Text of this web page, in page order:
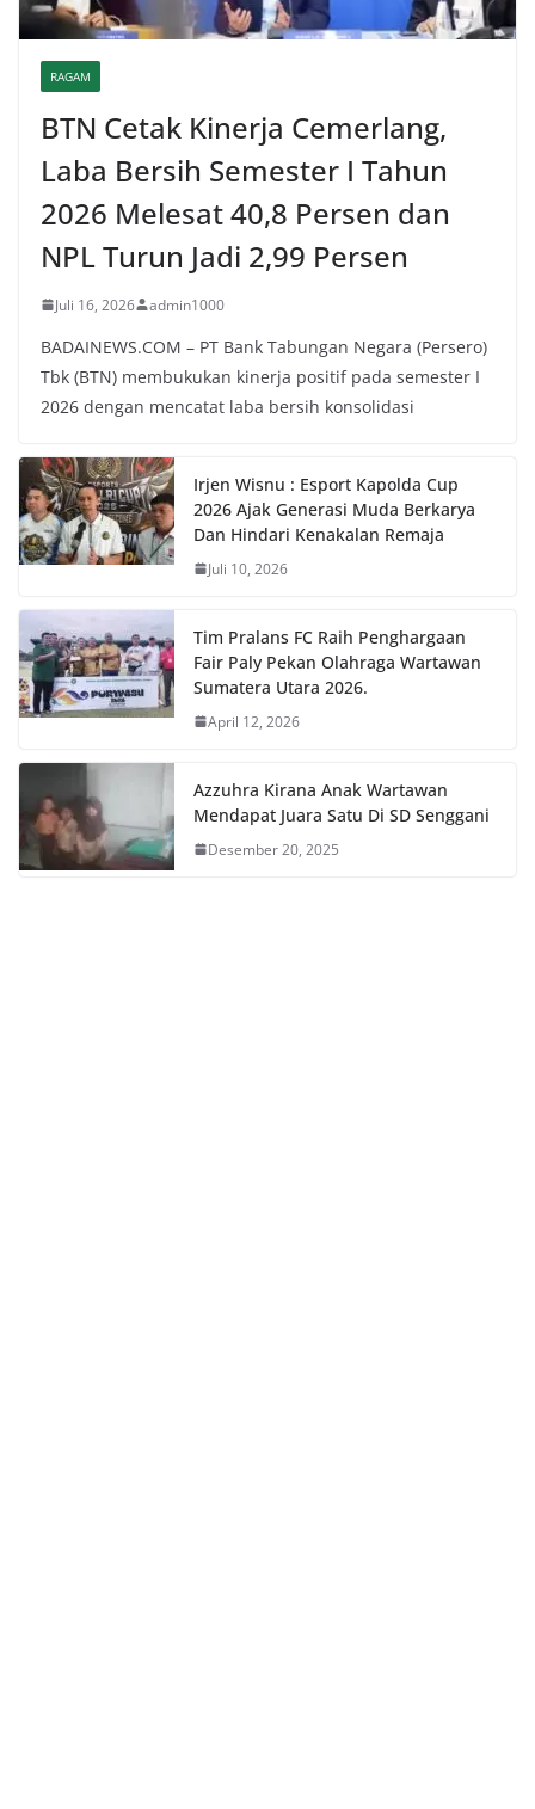
RAGAM
BTN Cetak Kinerja Cemerlang,
Laba Bersih Semester I Tahun
2026 Melesat 40,8 Persen dan
NPL Turun Jadi 2,99 Persen
Juli 16, 2026 admin1000
BADAINEWS.COM – PT Bank Tabungan Negara (Persero)
Tbk (BTN) membukukan kinerja positif pada semester I
2026 dengan mencatat laba bersih konsolidasi
Irjen Wisnu : Esport Kapolda Cup
2026 Ajak Generasi Muda Berkarya
Dan Hindari Kenakalan Remaja
Juli 10, 2026
Tim Pralans FC Raih Penghargaan
Fair Paly Pekan Olahraga Wartawan
Sumatera Utara 2026.
April 12, 2026
Azzuhra Kirana Anak Wartawan
Mendapat Juara Satu Di SD Senggani
Desember 20, 2025